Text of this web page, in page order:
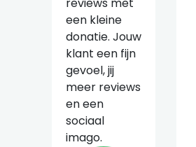
reviews met
een kleine
donatie. Jouw
klant een fijn
gevoel, jij
meer reviews
en een
sociaal
imago.